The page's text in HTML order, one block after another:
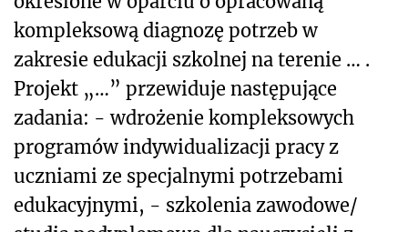
kompleksową diagnozę potrzeb w
zakresie edukacji szkolnej na terenie … .
Projekt „…” przewiduje następujące
zadania: - wdrożenie kompleksowych
programów indywidualizacji pracy z
uczniami ze specjalnymi potrzebami
edukacyjnymi, - szkolenia zawodowe/